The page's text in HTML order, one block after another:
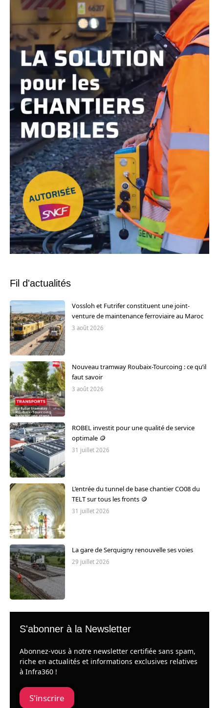
Fil d'actualités
Vossloh et Futrifer constituent une joint-
venture de maintenance ferroviaire au Maroc
3 août 2026
Nouveau tramway Roubaix-Tourcoing : ce qu’il
faut savoir
3 août 2026
ROBEL investit pour une qualité de service
optimale 🪙
31 juillet 2026
L’entrée du tunnel de base chantier CO08 du
TELT sur tous les fronts 🪙
31 juillet 2026
La gare de Serquigny renouvelle ses voies
29 juillet 2026
S'abonner à la Newsletter
Abonnez-vous à notre newsletter certifiée sans spam,
riche en actualités et informations exclusives relatives
à Infra360 !
S'inscrire